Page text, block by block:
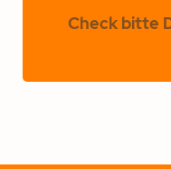
Check bitte